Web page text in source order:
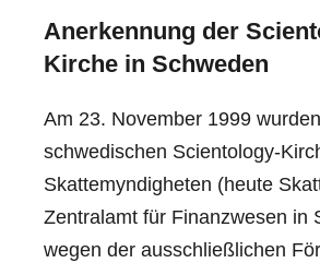
Anerkennung der
Kirche in Schweden
Am 23. November 1999
schwedischen Scientology-
Skattemyndigheten (heute
Zentralamt für Finanzwesen in
wegen der ausschließlichen